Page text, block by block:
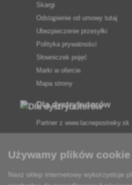
Skargi
Odstąpienie od umowy tutaj
Ubezpieczenie przesyłki
Polityka prywatności
Słowniczek pojęć
Marki w ofercie
Mapa strony
Dla dystrybutorów
Partner z www.lacnepostreky.sk
Zawsze służymy fachową poradą
Używamy plików cookie
Nasz sklep internetowy wykorzystuje